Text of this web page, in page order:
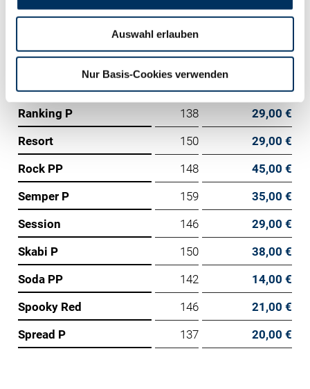
Auswahl erlauben
Nur Basis-Cookies verwenden
123
Money P
135
28,00 €
Ranking P
138
29,00 €
Resort
150
29,00 €
Rock PP
148
45,00 €
Semper P
159
35,00 €
Session
146
29,00 €
Skabi P
150
38,00 €
Soda PP
142
14,00 €
Spooky Red
146
21,00 €
Spread P
137 20,00 €